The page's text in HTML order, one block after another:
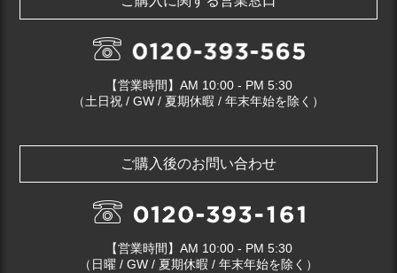
【営業時間】AM 10:00 - PM 5:30
（土日祝 / GW / 夏期休暇 / 年末年始を除く）
ご購入後のお問い合わせ
【営業時間】AM 10:00 - PM 5:30
（日曜 / GW / 夏期休暇 / 年末年始を除く）